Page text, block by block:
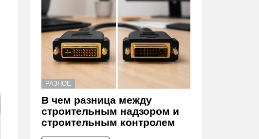
РАЗНОЕ
В чем разница между
строительным надзором и
строительным контролем